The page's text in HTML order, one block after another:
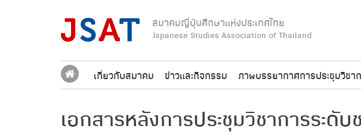
สมาคมญี่ปุ่นศึกษาแห่งประเทศไทย
Japanese Studies Association of Thailand
เกี่ยวกับสมาคม ข่าวและกิจกรรม ภาพบรรยากาศการประชุมวิชา
เอกสารหลังการประชุมวิชาการระดั